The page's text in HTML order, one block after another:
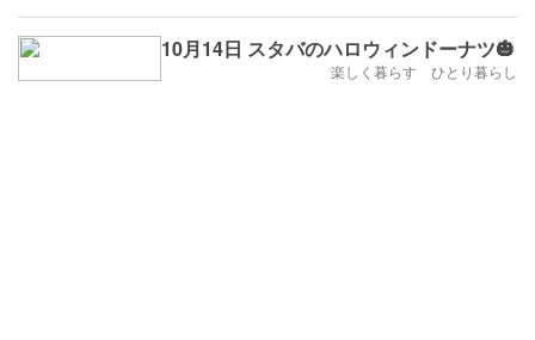
10月14日 スタバのハロウィンドーナツ🎃
楽しく暮らす ひとり暮らし